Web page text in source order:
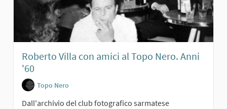
Roberto Villa con amici al Topo Nero. Anni
'60
Topo Nero
Dall'archivio del club fotografico sarmatese